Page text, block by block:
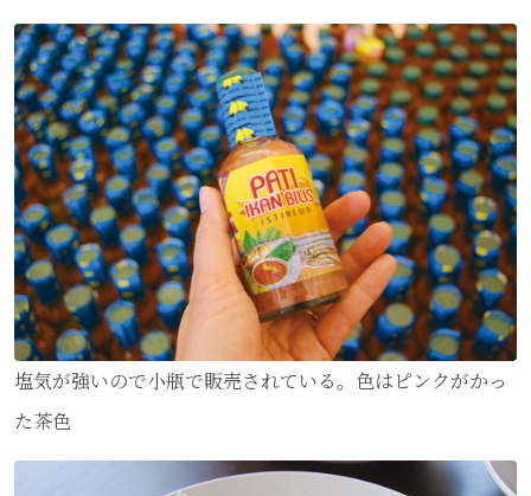
塩気が強いので小瓶で販売されている。色はピンクがかっ
た茶色